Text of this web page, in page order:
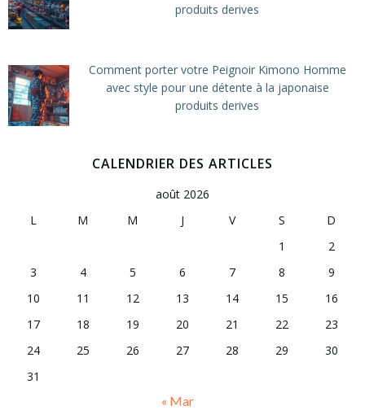
produits derives
Comment porter votre Peignoir Kimono Homme
avec style pour une détente à la japonaise
produits derives
CALENDRIER DES ARTICLES
août 2026
L
M M J V S
D
1
2
3
4 5 6 7 8
9
10
11 12 13 14 15
16
17
18 19 20 21 22
23
24
25 26 27 28 29
30
31
« Mar